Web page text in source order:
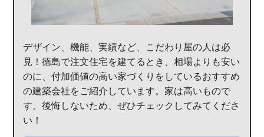
デザイン、機能、実績など、こだわり屋の人は必
見！徳島で注文住宅を建てるとき、相場よりも安い
のに、付加価値の高い家づくりをしているおすすめ
の建築会社をご紹介しています。家は高いもので
す。後悔しないため、ぜひチェックしてみてくださ
い！